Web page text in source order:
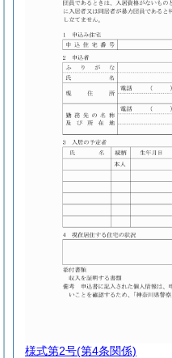
様式第2号(第4条関係)